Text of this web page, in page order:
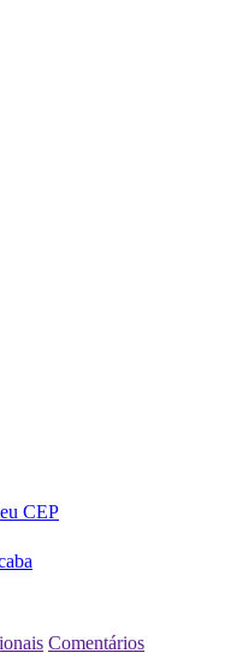
CEP
Comentários